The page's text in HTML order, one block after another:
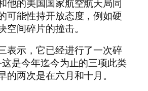
他的美国国家航空航天局同
可能性持开放态度，例如硬
空间碎片的撞击。
表示，它已经进行了一次碎
是今年迄今为止的三项此类
的两次是在六月和十月。